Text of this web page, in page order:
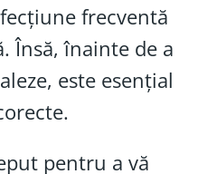
frecventă
Însă, înainte de a
este esențial
pentru a vă